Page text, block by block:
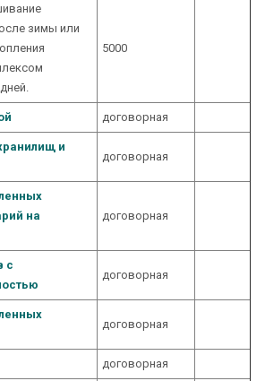
зимы или
5000
договорная
и
договорная
на
договорная
с
договорная
договорная
договорная